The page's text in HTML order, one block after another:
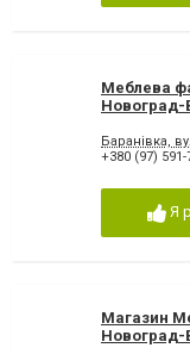
Меблева
Новоград-
Баранівка,
+380 (97) 591-
Я
Магазин
Новоград-